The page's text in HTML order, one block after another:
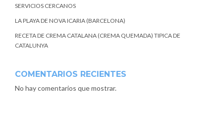
SERVICIOS CERCANOS
LA PLAYA DE NOVA ICARIA (BARCELONA)
RECETA DE CREMA CATALANA (CREMA QUEMADA) TIPICA DE
CATALUNYA
COMENTARIOS RECIENTES
No hay comentarios que mostrar.